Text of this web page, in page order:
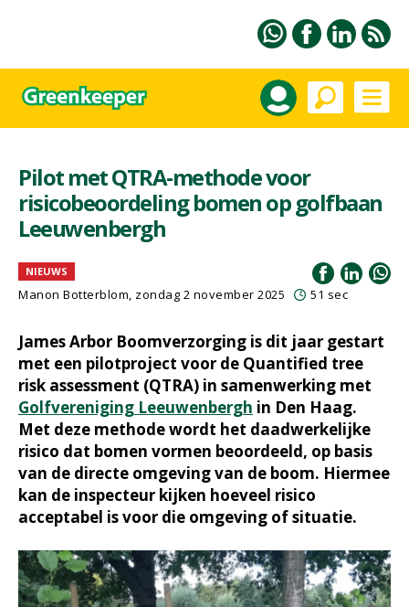
Pilot met QTRA-methode voor
risicobeoordeling bomen op golfbaan
Leeuwenbergh
NIEUWS
Manon Botterblom, zondag 2 november 2025 51 sec
James Arbor Boomverzorging is dit jaar gestart
met een pilotproject voor de Quantified tree
risk assessment (QTRA) in samenwerking met
Golfvereniging Leeuwenbergh in Den Haag.
Met deze methode wordt het daadwerkelijke
risico dat bomen vormen beoordeeld, op basis
van de directe omgeving van de boom. Hiermee
kan de inspecteur kijken hoeveel risico
acceptabel is voor die omgeving of situatie.